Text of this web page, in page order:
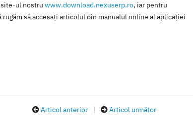
site-ul nostru www.download.nexuserp.ro, iar pentru
să accesaţi articolul din manualul online al aplicaţiei
Articol anterior | Articol următor